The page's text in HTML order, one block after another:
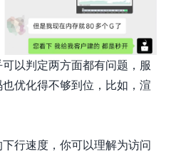
以判定两方面都有问题，服
优化得不够到位，比如，渲
行速度，你可以理解为访问